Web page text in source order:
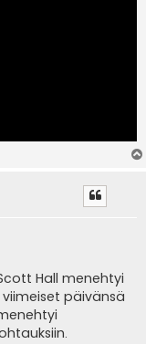
Hall menehtyi
päivänsä